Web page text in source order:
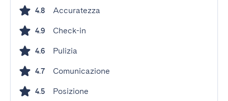
4.8 Accuratezza
4.9 Check-in
4.6 Pulizia
4.7 Comunicazione
4.5 Posizione